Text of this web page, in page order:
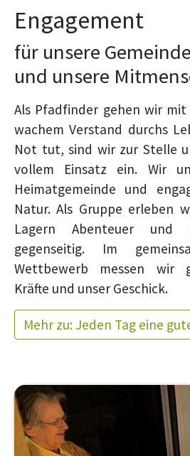
Engagement
für unsere
und unsere
Als Pfadfinder gehen wir mit
wachem Verstand durchs
Not tut, sind wir zur Stelle
vollem Einsatz ein. Wir
Heimatgemeinde und
Natur. Als Gruppe erleben
Lagern Abenteuer und
gegenseitig. Im
Wettbewerb messen wir
Kräfte und unser Geschick.
Mehr zu: Jeden Tag eine